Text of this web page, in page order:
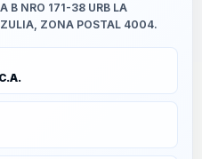
B NRO 171-38 URB LA
ZONA POSTAL 4004.